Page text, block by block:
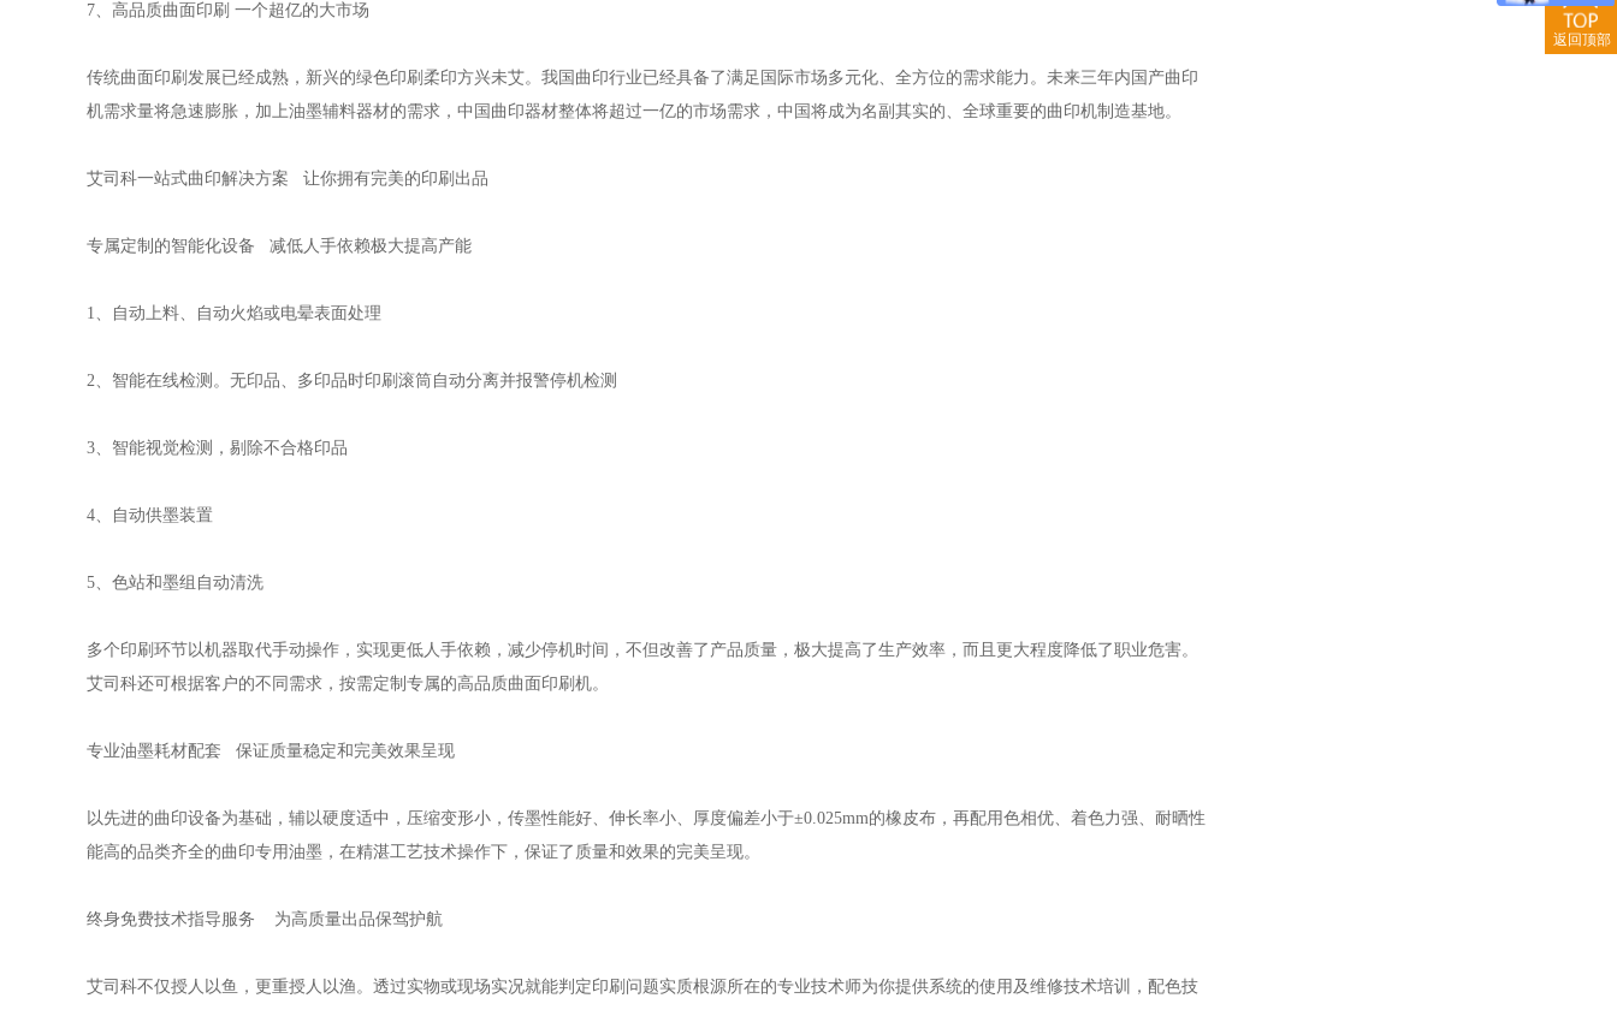
7、高品质曲面印刷 一个超亿的大市场
传统曲面印刷发展已经成熟，新兴的绿色印刷柔印方兴未艾。我国曲印行业已经具备了满足国际市场多元化、全方位的需求能力。未来三年内国产曲印
机需求量将急速膨胀，加上油墨辅料器材的需求，中国曲印器材整体将超过一亿的市场需求，中国将成为名副其实的、全球重要的曲印机制造基地。
艾司科一站式曲印解决方案 让你拥有完美的印刷出品
专属定制的智能化设备 减低人手依赖极大提高产能
1、自动上料、自动火焰或电晕表面处理
2、智能在线检测。无印品、多印品时印刷滚筒自动分离并报警停机检测
3、智能视觉检测，剔除不合格印品
4、自动供墨装置
5、色站和墨组自动清洗
多个印刷环节以机器取代手动操作，实现更低人手依赖，减少停机时间，不但改善了产品质量，极大提高了生产效率，而且更大程度降低了职业危害。
艾司科还可根据客户的不同需求，按需定制专属的高品质曲面印刷机。
专业油墨耗材配套 保证质量稳定和完美效果呈现
以先进的曲印设备为基础，辅以硬度适中，压缩变形小，传墨性能好、伸长率小、厚度偏差小于±0.025mm的橡皮布，再配用色相优、着色力强、耐晒性
能高的品类齐全的曲印专用油墨，在精湛工艺技术操作下，保证了质量和效果的完美呈现。
终身免费技术指导服务 为高质量出品保驾护航
艾司科不仅授人以鱼，更重授人以渔。透过实物或现场实况就能判定印刷问题实质根源所在的专业技术师为你提供系统的使用及维修技术培训，配色技
返回顶部